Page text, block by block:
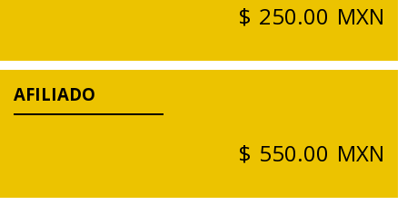
$ 250.00 MXN
AFILIADO
$ 550.00 MXN